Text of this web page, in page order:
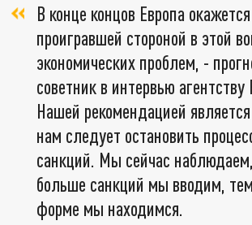
В конце концов Европа окажется
проигравшей стороной в этой
экономических проблем, -
советник в интервью
Нашей рекомендацией
нам следует остановить
санкций. Мы сейчас
больше санкций мы вводим,
форме мы находимся.